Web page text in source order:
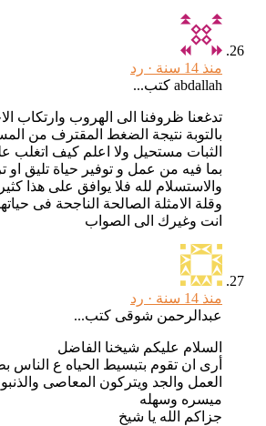
رد
abdallah كتب...
تدغعنا ظروفنا الى الهروب وارتكاب
بالتوبة نتيجة الضغط المقترف من
الثبات مستحيل ولا اعلم كيف اتغلب على
بما فيه من عمل و توفير حياة تليق او ترك
والاستسلام لله فلا يوافق على هذا كثيرا من
وقلة الامثلة الصالحة الناجحة فى حياتها
انت وغيرك الى الصواب
رد
عبدالرحمن شوقى كتب...
السلام عليكم شيخنا الفاضل
أرى ان تقوم بتبسيط الحياه ع الناس
العمل والجد ويتركون المعاصى والذنبوب
ميسره وسهله
جزاكم الله يا شيخ